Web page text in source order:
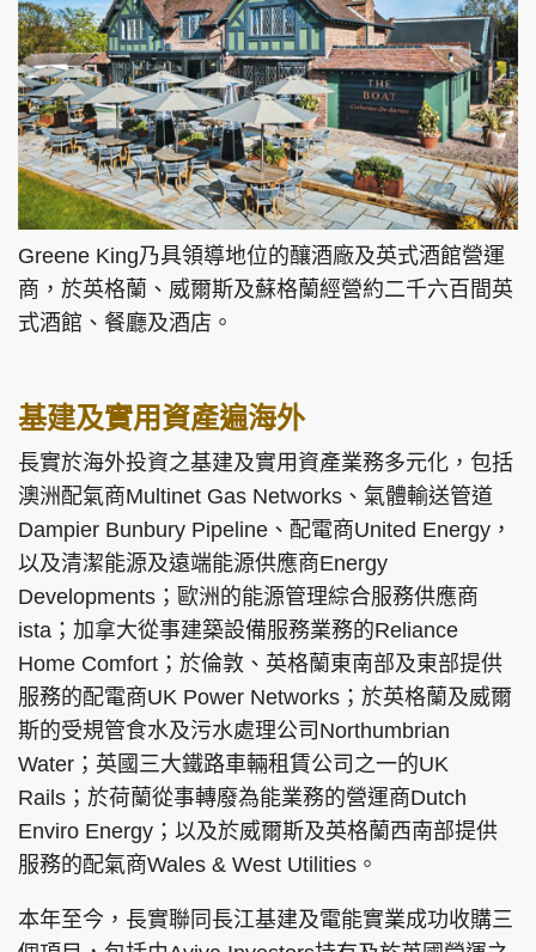
Greene King乃具領導地位的釀酒廠及英式酒館營運
商，於英格蘭、威爾斯及蘇格蘭經營約二千六百間英
式酒館、餐廳及酒店。
基建及實用資產遍海外
長實於海外投資之基建及實用資產業務多元化，包括
澳洲配氣商Multinet Gas Networks、氣體輸送管道
Dampier Bunbury Pipeline、配電商United Energy，
以及清潔能源及遠端能源供應商Energy
Developments；歐洲的能源管理綜合服務供應商
ista；加拿大從事建築設備服務業務的Reliance
Home Comfort；於倫敦、英格蘭東南部及東部提供
服務的配電商UK Power Networks；於英格蘭及威爾
斯的受規管食水及污水處理公司Northumbrian
Water；英國三大鐵路車輛租賃公司之一的UK
Rails；於荷蘭從事轉廢為能業務的營運商Dutch
Enviro Energy；以及於威爾斯及英格蘭西南部提供
服務的配氣商Wales & West Utilities。
本年至今，長實聯同長江基建及電能實業成功收購三